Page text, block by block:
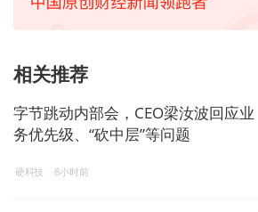
相关推荐
字节跳动内部会，CEO梁汝波回应业
务优先级、“砍中层”等问题
硬科技 8小时前